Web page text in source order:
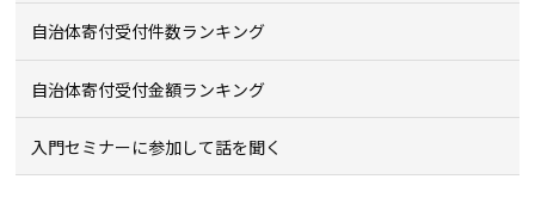
自治体寄付受付件数ランキング
自治体寄付受付金額ランキング
入門セミナーに参加して話を聞く